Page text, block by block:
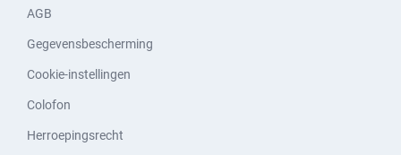
AGB
Gegevensbescherming
Cookie-instellingen
Colofon
Herroepingsrecht